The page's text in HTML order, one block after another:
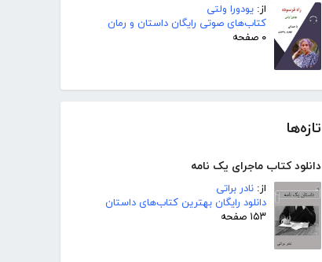
از: یودورا ولتی
کتاب‌های صوتی رایگان داستان و رمان
۰ صفحه
تازه‌ها
دانلود کتاب ماجرای یک نامه
از: نادر براتی
دانلود رایگان بهترین کتاب‌های داستان
۱۵۳ صفحه